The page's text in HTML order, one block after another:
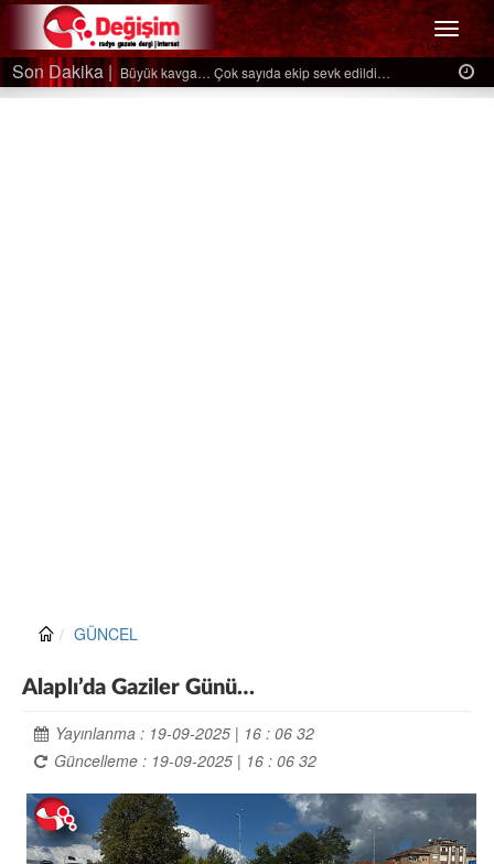
Menü
Son Dakika |Ağaçtan düştü…
GÜNCEL
Alaplı’da Gaziler Günü…
Yayınlanma : 19-09-2025 | 16 : 06 32
Güncelleme : 19-09-2025 | 16 : 06 32